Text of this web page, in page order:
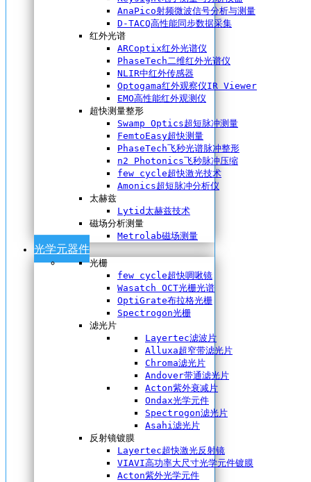
AnaPico射频微波信号分析与测量
D-TACQ高性能同步数据采集
红外光谱
ARCoptix红外光谱仪
PhaseTech二维红外光谱仪
NLIR中红外传感器
Optogama红外观察仪IR Viewer
EMO高性能红外观测仪
超快测量整形
Swamp Optics超短脉冲测量
FemtoEasy超快测量
PhaseTech飞秒光谱脉冲整形
n2 Photonics飞秒脉冲压缩
few cycle超快激光技术
Amonics超短脉冲分析仪
太赫兹
Lytid太赫兹技术
磁场分析测量
Metrolab磁场测量
光学元器件
光栅
few cycle超快啁啾镜
Wasatch OCT光栅光谱
OptiGrate布拉格光栅
Spectrogon光栅
滤光片
Layertec滤波片
Alluxa超窄带滤光片
Chroma滤光片
Andover带通滤光片
Acton紫外衰减片
Ondax光学元件
Spectrogon滤光片
Asahi滤光片
反射镜镀膜
Layertec超快激光反射镜
VIAVI高功率大尺寸光学元件镀膜
Acton紫外光学元件